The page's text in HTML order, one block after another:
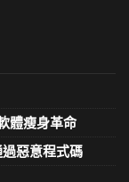
體瘦身革命
惡意程式碼